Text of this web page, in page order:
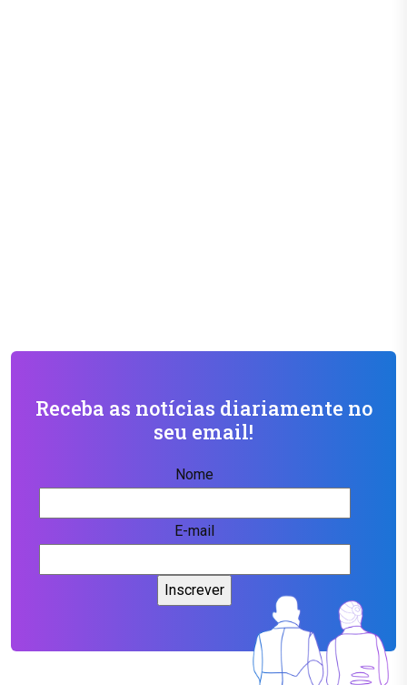
Receba as notícias diariamente no
seu email!
Nome
E-mail